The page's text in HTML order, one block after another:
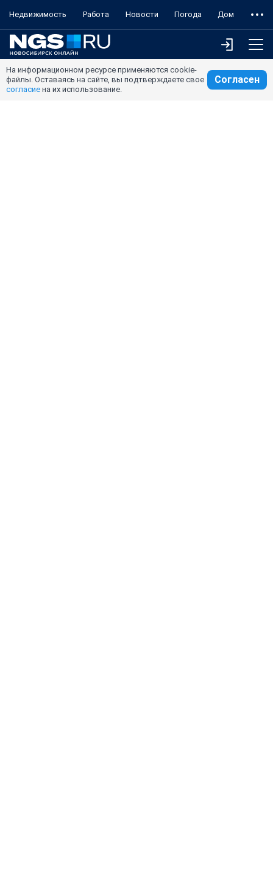
Недвижимость Работа Новости Погода Дом
На информационном ресурсе применяются cookie-
файлы. Оставаясь на сайте, вы подтверждаете свое
согласие на их использование.
Согласен